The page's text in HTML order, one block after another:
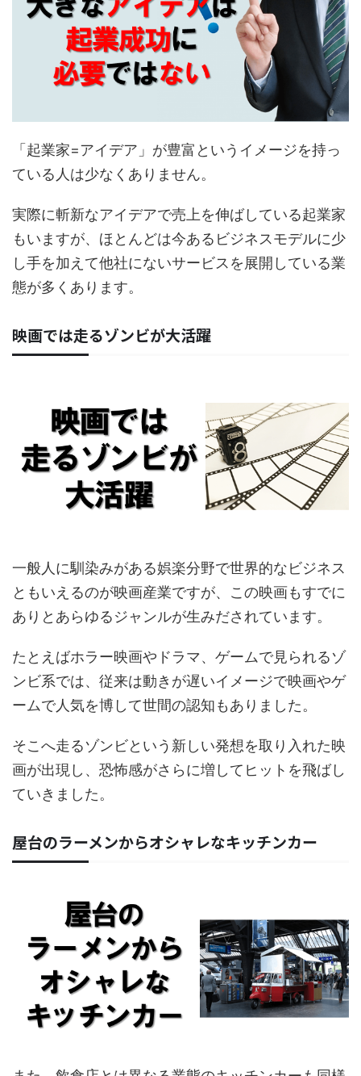
「起業家=アイデア」が豊富というイメージを持っ
ている人は少なくありません。
実際に斬新なアイデアで売上を伸ばしている起業家
もいますが、ほとんどは今あるビジネスモデルに少
し手を加えて他社にないサービスを展開している業
態が多くあります。
映画では走るゾンビが大活躍
一般人に馴染みがある娯楽分野で世界的なビジネス
ともいえるのが映画産業ですが、この映画もすでに
ありとあらゆるジャンルが生みだされています。
たとえばホラー映画やドラマ、ゲームで見られるゾ
ンビ系では、従来は動きが遅いイメージで映画やゲ
ームで人気を博して世間の認知もありました。
そこへ走るゾンビという新しい発想を取り入れた映
画が出現し、恐怖感がさらに増してヒットを飛ばし
ていきました。
屋台のラーメンからオシャレなキッチンカー